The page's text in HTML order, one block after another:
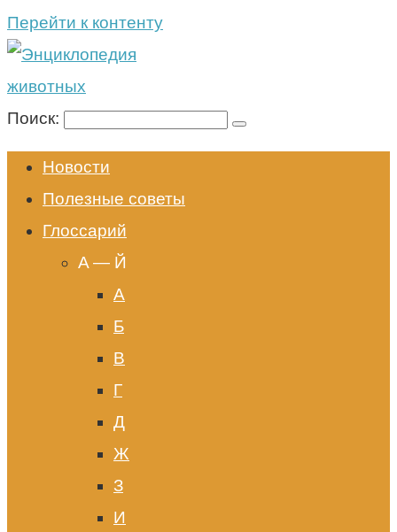
Перейти к контенту
Поиск:
Новости
Полезные советы
Глоссарий
A — Й
А
Б
В
Г
Д
Ж
З
И